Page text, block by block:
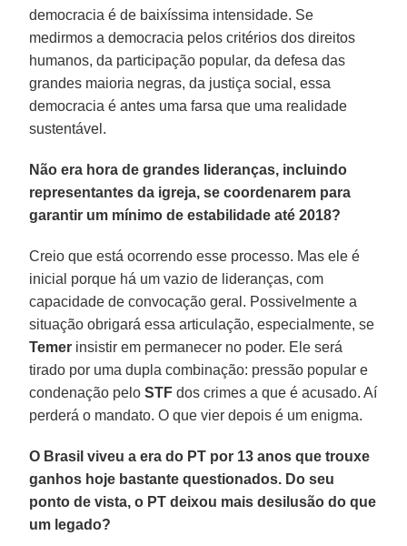
democracia é de baixíssima intensidade. Se
medirmos a democracia pelos critérios dos direitos
humanos, da participação popular, da defesa das
grandes maioria negras, da justiça social, essa
democracia é antes uma farsa que uma realidade
sustentável.
Não era hora de grandes lideranças, incluindo
representantes da igreja, se coordenarem para
garantir um mínimo de estabilidade até 2018?
Creio que está ocorrendo esse processo. Mas ele é
inicial porque há um vazio de lideranças, com
capacidade de convocação geral. Possivelmente a
situação obrigará essa articulação, especialmente, se
Temer insistir em permanecer no poder. Ele será
tirado por uma dupla combinação: pressão popular e
condenação peloSTF dos crimes a que é acusado. Aí
perderá o mandato. O que vier depois é um enigma.
O Brasil viveu a era do PT por 13 anos que trouxe
ganhos hoje bastante questionados. Do seu
ponto de vista, o PT deixou mais desilusão do que
um legado?